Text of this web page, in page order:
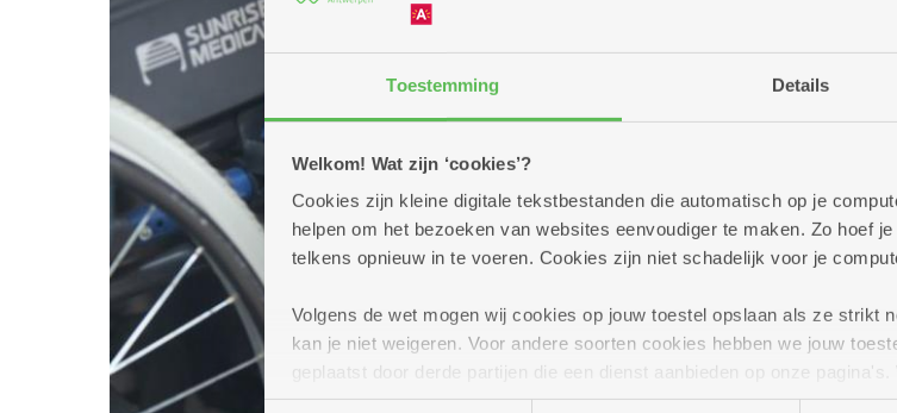
Toestemming Details
Welkom! Wat zijn ‘cookies’?
Cookies zijn kleine digitale tekstbestanden die automatisch op je
helpen om het bezoeken van websites eenvoudiger te maken. Zo hoef
telkens opnieuw in te voeren. Cookies zijn niet schadelijk voor je
Volgens de wet mogen wij cookies op jouw toestel opslaan als ze strikt
kan je niet weigeren. Voor andere soorten cookies hebben we jouw
geplaatst door derde partijen die een dienst aanbieden op onze
(geanonimiseerd) gebruik van onze site voor social media,
met